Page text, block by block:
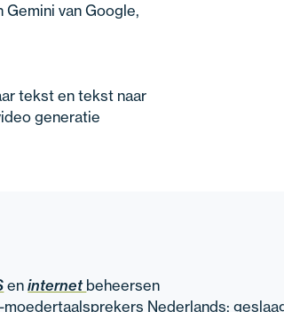
van Google,
tekst en tekst naar
generatie
eninternet beheersen
Nederlands: